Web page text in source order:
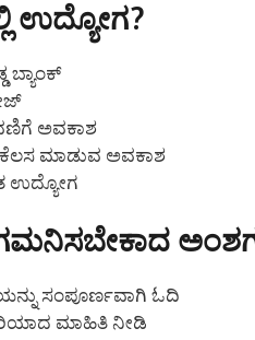
ಉದ್ಯೋಗ?
ಬ್ಯಾಂಕ್
ಅವಕಾಶ
ಕೆಲಸ ಮಾಡುವ ಅವಕಾಶ
ಉದ್ಯೋಗ
ಸಂಪೂರ್ಣವಾಗಿ ಓದಿ
ಮಾಹಿತಿ ನೀಡಿ